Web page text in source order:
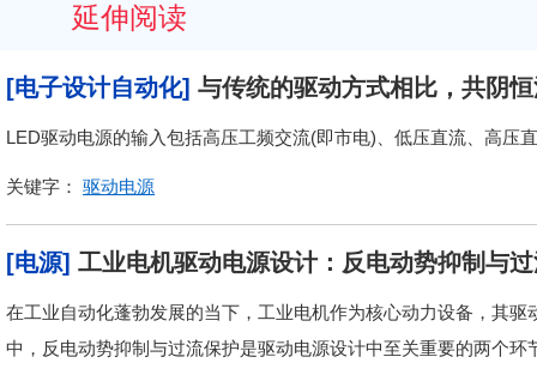
延伸阅读
[电子设计自动化] 与传统的驱动方式相比，共阴
LED驱动电源的输入包括高压工频交流(即市电)、低压直流、高压
关键字： 驱动电源
[电源] 工业电机驱动电源设计：反电动势抑制与
在工业自动化蓬勃发展的当下，工业电机作为核心动力设备，其
中，反电动势抑制与过流保护是驱动电源设计中至关重要的两个